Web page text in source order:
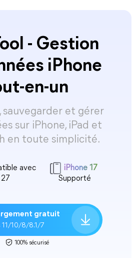
- Gestion
iPhone
en-un
sauvegarder et gérer
sur iPhone, iPad et
en toute simplicité.
avec
iPhone 17
Supporté
gratuit
11/10/8/8.1/7
100% sécurisé